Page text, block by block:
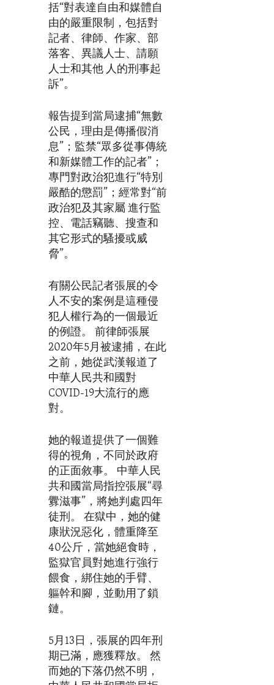
括“對表達自由和媒體自
由的嚴重限制，包括對
記者、律師、作家、部
落客、異議人士、請願
人士和其他 人的刑事起
訴”。
報告提到當局逮捕“無數
公民，理由是傳播假消
息”；監禁“眾多從事傳統
和新媒體工作的記者”；
專門對政治犯進行“特別
嚴酷的懲罰”；經常對“前
政治犯及其家屬 進行監
控、電話竊聽、搜查和
其它形式的騷擾或威
脅”。
有關公民記者張展的令
人不安的案例是這種侵
犯人權行為的一個最近
的例證。 前律師張展
2020年5月被逮捕，在此
之前，她從武漢報道了
中華人民共和國對
COVID-19大流行的應
對。
她的報道提供了一個難
得的視角，不同於政府
的正面敘事。 中華人民
共和國當局指控張展“尋
釁滋事”，將她判處四年
徒刑。 在獄中，她的健
康狀況惡化，體重降至
40公斤，當她絕食時，
監獄官員對她進行強行
餵食，綁住她的手臂、
軀幹和腳，並動用了鎖
鏈。
5月13日，張展的四年刑
期已滿，應獲釋放。 然
而她的下落仍然不明，